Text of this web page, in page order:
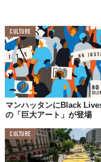
アパートの低層階
苦しんでいるような
間違った制度は、
しかし、直すのは
彼らにはできない
というのも、誰も
もしも白人が直そう
上の階にいって
CULTURE
マンハッタンにBlack
の「巨大アート」が登場
CULTURE